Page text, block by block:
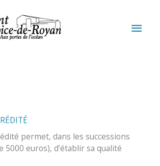
permet, dans les successions
5000 euros), d’établir sa qualité